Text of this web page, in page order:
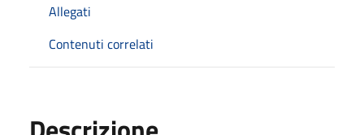
Allegati
Contenuti correlati